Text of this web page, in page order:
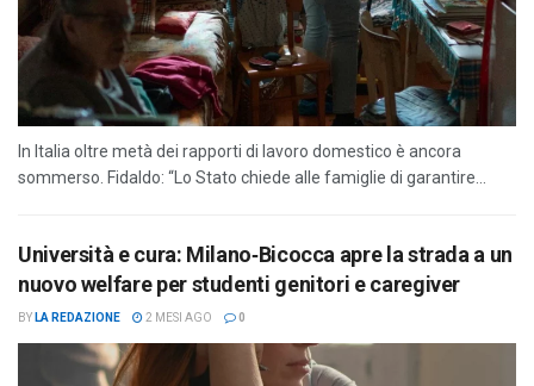
In Italia oltre metà dei rapporti di lavoro domestico è ancora
sommerso. Fidaldo: “Lo Stato chiede alle famiglie di garantire...
Università e cura: Milano‑Bicocca apre la strada a un
nuovo welfare per studenti genitori e caregiver
BY LA REDAZIONE 2 MESI AGO 0